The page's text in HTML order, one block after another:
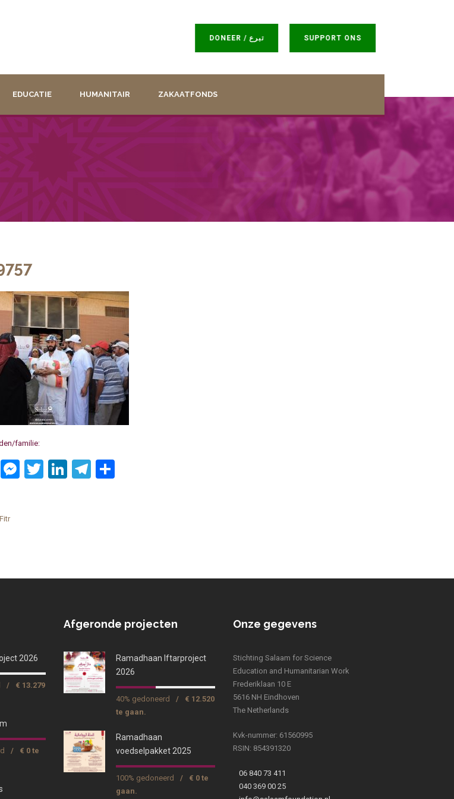
DONEER / تبرع SUPPORT ONS
EDUCATIE HUMANITAIR ZAKAATFONDS
familie:
Facebook
Messenger
Twitter
LinkedIn
Telegram
2026
/
€ 13.279
/
€ 0 te
Afgeronde projecten
Ramadhaan Iftarproject
2026
40% gedoneerd /
€ 12.520
te gaan.
Ramadhaan
voedselpakket 2025
100% gedoneerd /
€ 0 te
gaan.
Onze gegevens
Stichting Salaam for Science
Education and Humanitarian Work
Frederiklaan 10 E
5616 NH Eindhoven
The Netherlands
Kvk-nummer: 61560995
RSIN: 854391320
06 840 73 411
040 369 00 25